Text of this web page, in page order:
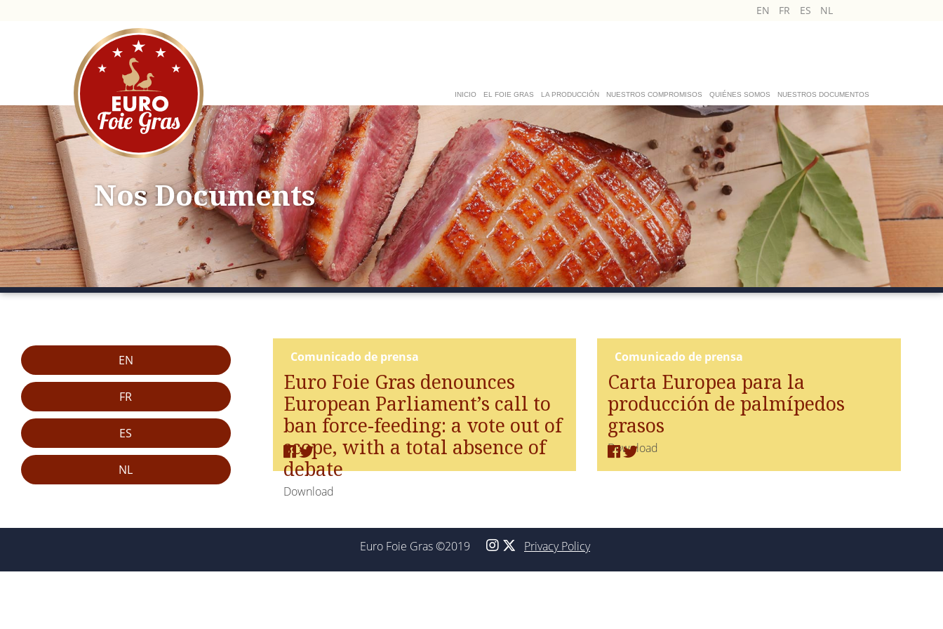
EN FR ES NL
INICIO EL FOIE GRAS LA PRODUCCIÓN NUESTROS COMPROMISOS QUIÉNES SOMOS NUESTROS DOCUMENTOS
Nos Documents
EN
FR
ES
NL
Comunicado de prensa
Euro Foie Gras denounces
European Parliament’s call to
ban force-feeding: a vote out of
scope, with a total absence of
debate
Download
Comunicado de prensa
Carta Europea para la
producción de palmípedos
grasos
Download
Euro Foie Gras ©2019 Privacy Policy